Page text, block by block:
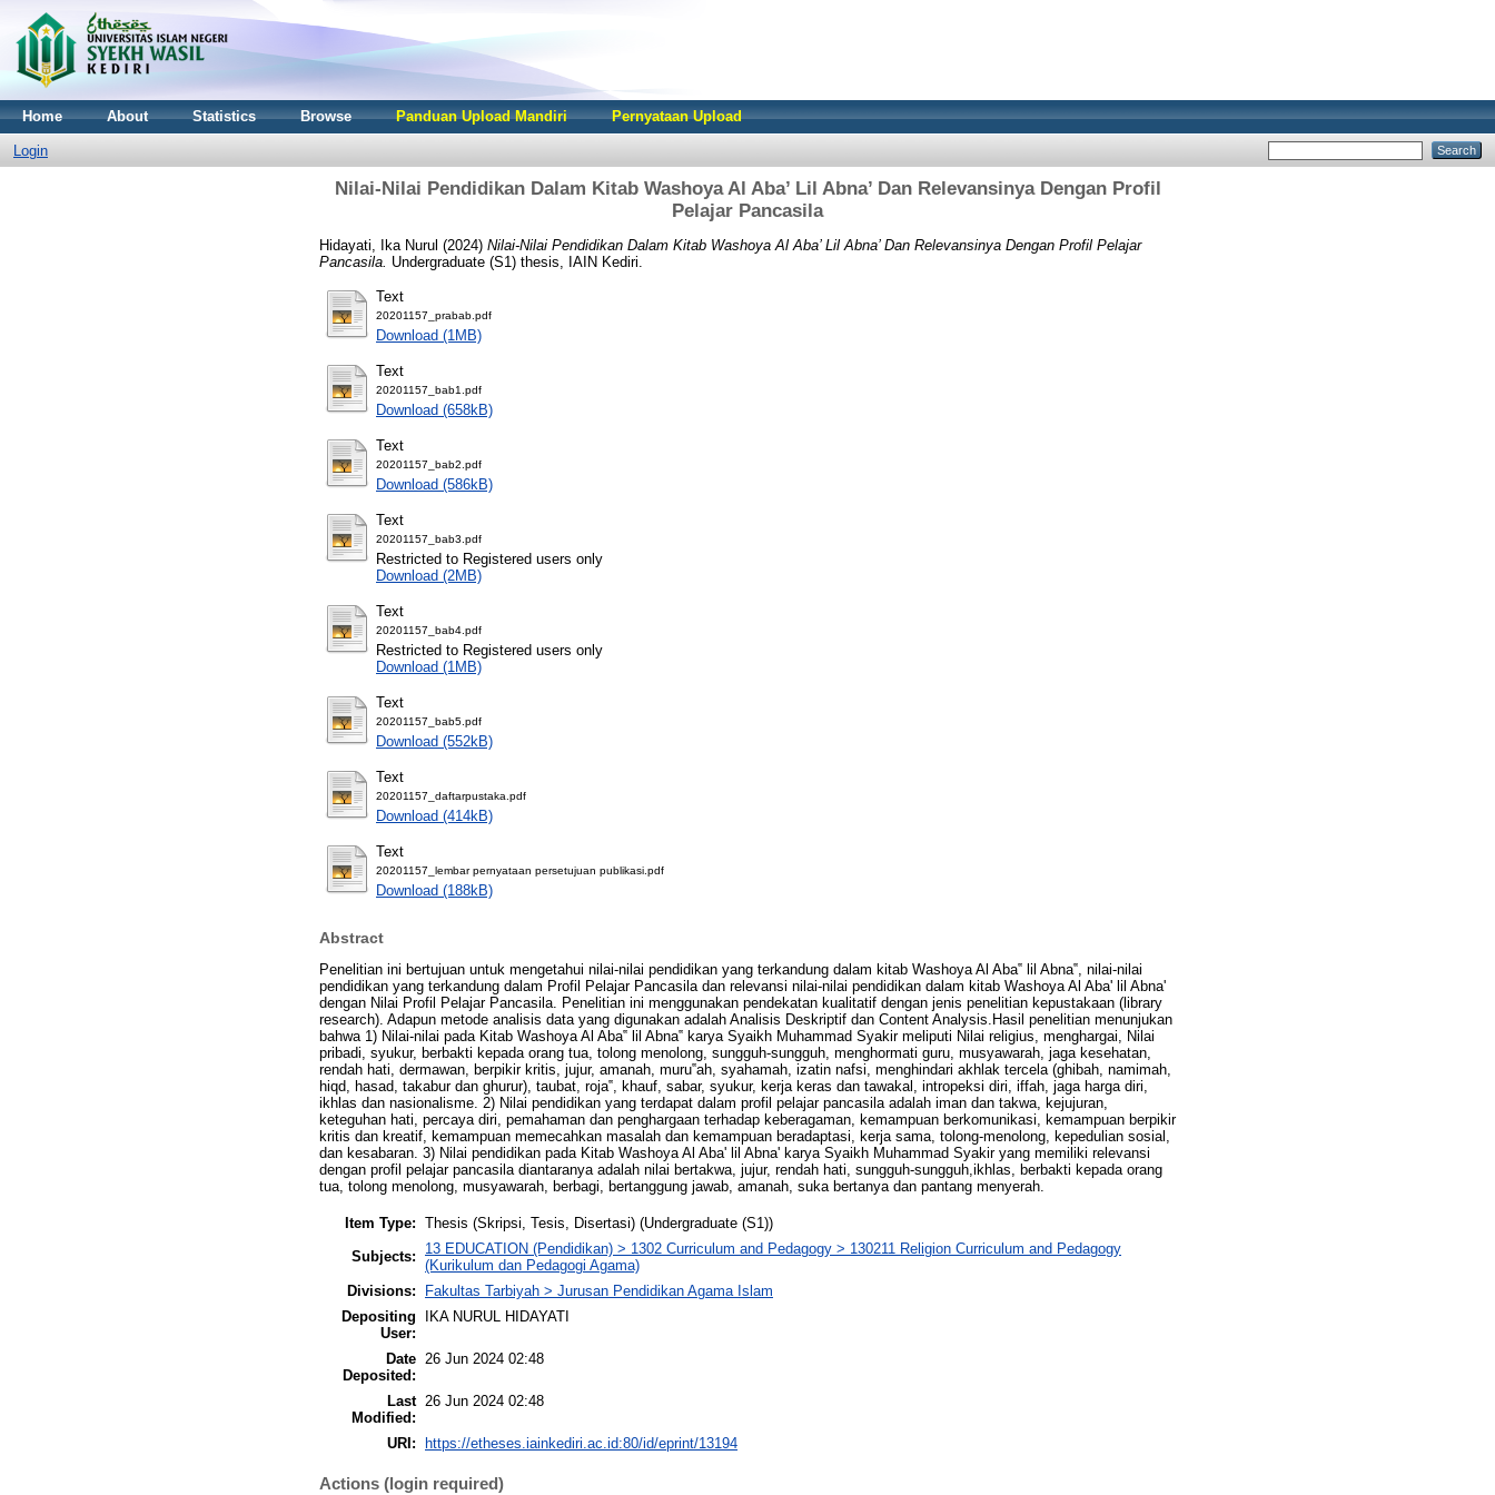
Home About Statistics Browse Panduan Upload Mandiri Pernyataan Upload
Login
Nilai-Nilai Pendidikan Dalam Kitab Washoya Al Aba’ Lil Abna’ Dan Relevansinya Dengan Profil
Pelajar Pancasila
Hidayati, Ika Nurul (2024) Nilai-Nilai Pendidikan Dalam Kitab Washoya Al Aba’ Lil Abna’ Dan Relevansinya Dengan Profil Pelajar
Pancasila. Undergraduate (S1) thesis, IAIN Kediri.
Text
20201157_prabab.pdf
Download (1MB)
Text
20201157_bab1.pdf
Download (658kB)
Text
20201157_bab2.pdf
Download (586kB)
Text
20201157_bab3.pdf
Restricted to Registered users only
Download (2MB)
Text
20201157_bab4.pdf
Restricted to Registered users only
Download (1MB)
Text
20201157_bab5.pdf
Download (552kB)
Text
20201157_daftarpustaka.pdf
Download (414kB)
Text
20201157_lembar pernyataan persetujuan publikasi.pdf
Download (188kB)
Abstract
Penelitian ini bertujuan untuk mengetahui nilai-nilai pendidikan yang terkandung dalam kitab Washoya Al Aba‟ lil Abna‟, nilai-nilai
pendidikan yang terkandung dalam Profil Pelajar Pancasila dan relevansi nilai-nilai pendidikan dalam kitab Washoya Al Aba' lil Abna'
dengan Nilai Profil Pelajar Pancasila. Penelitian ini menggunakan pendekatan kualitatif dengan jenis penelitian kepustakaan (library
research). Adapun metode analisis data yang digunakan adalah Analisis Deskriptif dan Content Analysis.Hasil penelitian menunjukan
bahwa 1) Nilai-nilai pada Kitab Washoya Al Aba‟ lil Abna‟ karya Syaikh Muhammad Syakir meliputi Nilai religius, menghargai, Nilai
pribadi, syukur, berbakti kepada orang tua, tolong menolong, sungguh-sungguh, menghormati guru, musyawarah, jaga kesehatan,
rendah hati, dermawan, berpikir kritis, jujur, amanah, muru‟ah, syahamah, izatin nafsi, menghindari akhlak tercela (ghibah, namimah,
hiqd, hasad, takabur dan ghurur), taubat, roja‟, khauf, sabar, syukur, kerja keras dan tawakal, intropeksi diri, iffah, jaga harga diri,
ikhlas dan nasionalisme. 2) Nilai pendidikan yang terdapat dalam profil pelajar pancasila adalah iman dan takwa, kejujuran,
keteguhan hati, percaya diri, pemahaman dan penghargaan terhadap keberagaman, kemampuan berkomunikasi, kemampuan berpikir
kritis dan kreatif, kemampuan memecahkan masalah dan kemampuan beradaptasi, kerja sama, tolong-menolong, kepedulian sosial,
dan kesabaran. 3) Nilai pendidikan pada Kitab Washoya Al Aba' lil Abna' karya Syaikh Muhammad Syakir yang memiliki relevansi
dengan profil pelajar pancasila diantaranya adalah nilai bertakwa, jujur, rendah hati, sungguh-sungguh,ikhlas, berbakti kepada orang
tua, tolong menolong, musyawarah, berbagi, bertanggung jawab, amanah, suka bertanya dan pantang menyerah.
Item Type: Thesis (Skripsi, Tesis, Disertasi) (Undergraduate (S1))
Subjects:
13 EDUCATION (Pendidikan) > 1302 Curriculum and Pedagogy > 130211 Religion Curriculum and Pedagogy
(Kurikulum dan Pedagogi Agama)
Divisions:
Fakultas Tarbiyah > Jurusan Pendidikan Agama Islam
Depositing
User:
IKA NURUL HIDAYATI
Date
Deposited:
26 Jun 2024 02:48
Last
Modified:
26 Jun 2024 02:48
URI: https://etheses.iainkediri.ac.id:80/id/eprint/13194
Actions (login required)